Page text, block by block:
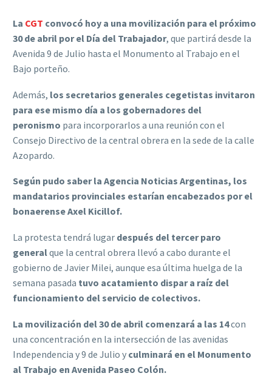
La CGT convocó hoy a una movilización para el próximo
30 de abril por el Día del Trabajador, que partirá desde la
Avenida 9 de Julio hasta el Monumento al Trabajo en el
Bajo porteño.
Además, los secretarios generales cegetistas invitaron
para ese mismo día a los gobernadores del
peronismo para incorporarlos a una reunión con el
Consejo Directivo de la central obrera en la sede de la calle
Azopardo.
Según pudo saber la Agencia Noticias Argentinas, los
mandatarios provinciales estarían encabezados por el
bonaerense Axel Kicillof.
La protesta tendrá lugar después del tercer paro
generalque la central obrera llevó a cabo durante el
gobierno de Javier Milei, aunque esa última huelga de la
semana pasada tuvo acatamiento dispar a raíz del
funcionamiento del servicio de colectivos.
La movilización del 30 de abril comenzará a las 14con
una concentración en la intersección de las avenidas
Independencia y 9 de Julio y culminará en el Monumento
al Trabajo en Avenida Paseo Colón.